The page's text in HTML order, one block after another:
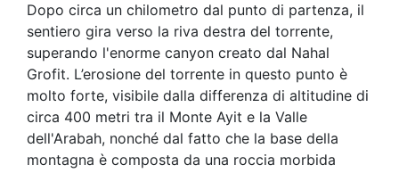
Dopo circa un chilometro dal punto di partenza, il
sentiero gira verso la riva destra del torrente,
superando l'enorme canyon creato dal Nahal
Grofit. L’erosione del torrente in questo punto è
molto forte, visibile dalla differenza di altitudine di
circa 400 metri tra il Monte Ayit e la Valle
dell'Arabah, nonché dal fatto che la base della
montagna è composta da una roccia morbida